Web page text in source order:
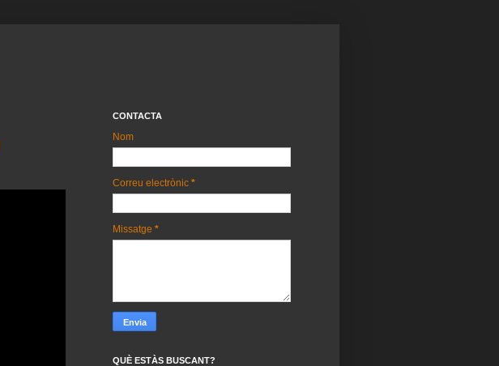
CONTACTA
Nom
Correu electrònic *
Missatge *
QUÈ ESTÀS BUSCANT?